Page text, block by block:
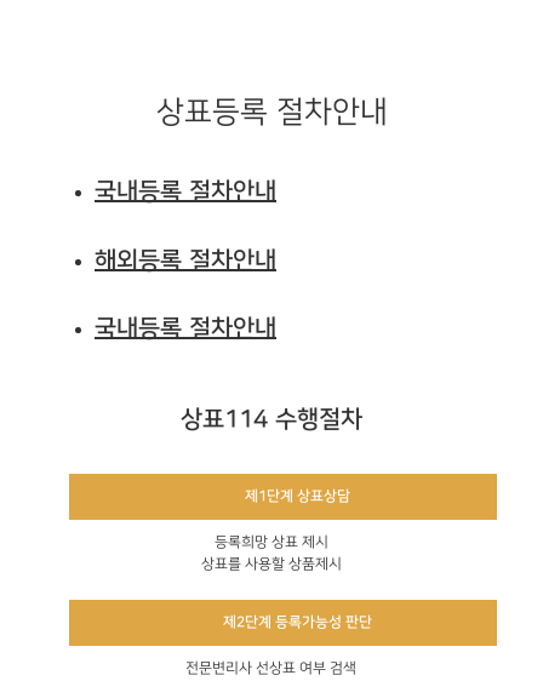
상표등록 절차안내
국내등록 절차안내
해외등록 절차안내
국내등록 절차안내
상표114 수행절차
제1단계 상표상담
등록희망 상표 제시
상표를 사용할 상품제시
제2단계 등록가능성 판단
전문변리사 선상표 여부 검색